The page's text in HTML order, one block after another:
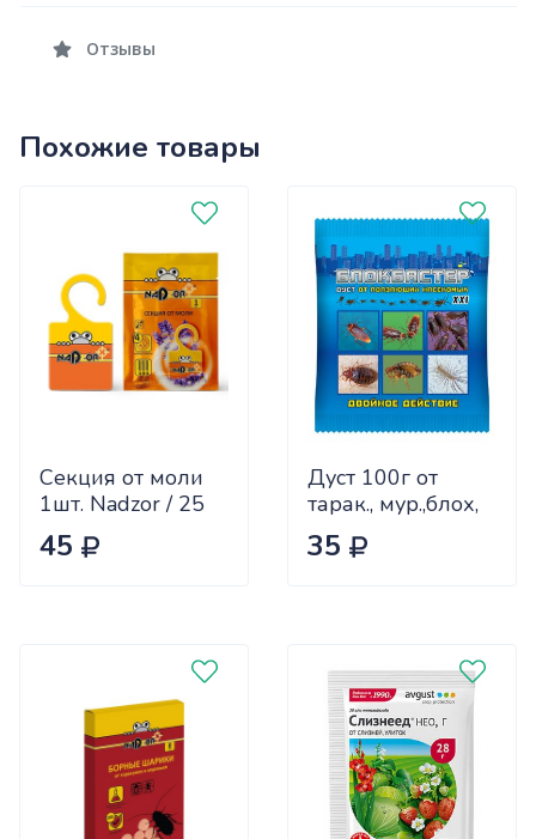
Отзывы
Похожие товары
Секция от моли
1шт. Nadzor / 25
45
Дуст 100г от
тарак., мур.,блох,
клопов
EUROGUARD х50
35